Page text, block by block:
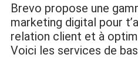
Brevo propose une
marketing digital pour
relation client et à
Voici les services de